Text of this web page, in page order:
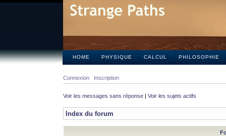
HOME PHYSIQUE CALCUL PHILOSOPHIE
Connexion Inscription
Voir les messages sans réponse | Voir les sujets actifs
Index du forum